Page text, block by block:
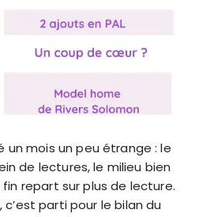
un mois un peu étrange : le
de lectures, le milieu bien
repart sur plus de lecture.
parti pour le bilan du